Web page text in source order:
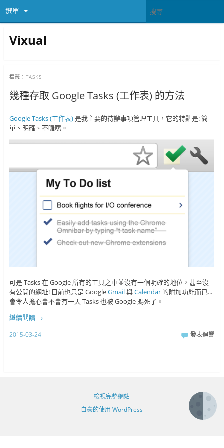
選單
Vixual
標籤： TASKS
幾種存取 Google Tasks (工作表) 的方法
Google Tasks (工作表)是我主要的待辦事項管理工具，它的特點是: 簡
單、明確、不囉嗦。
可是 Tasks 在 Google 所有的工具之中並沒有一個明確的地位，甚至沒
有公開的網址! 目前也只是 GoogleGmail與Calendar的附加功能而已...
會令人擔心會不會有一天 Tasks 也被 Google 賜死了。
繼續閱讀 →
2015-03-24 發表迴響
檢視完整網站
自豪的使用 WordPress